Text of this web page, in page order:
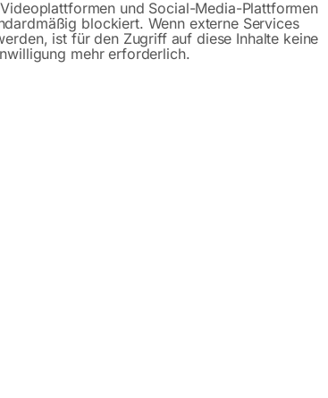
nach Eingabe von Werkstoff, Dicke und
bedienerfreundlichem Encoder
möglich
und der einfachen und intuitiven
Amplituden und Zeiten in der Wellenform,
Teilen zu verbessern
Wechselstrom ab 5 Ampere
sehr dünner Stähle aus rostfreiem Stahl,
und Social-Media-Plattformen
blockiert. Wenn externe Services
ist für den Zugriff auf diese Inhalte keine
mehr erforderlich.